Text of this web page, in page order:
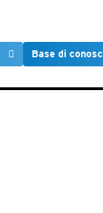
Base di